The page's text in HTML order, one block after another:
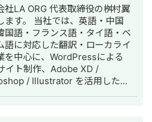
社LA ORG 代表取締役の桝村翼
では、英語・中国
国語・フランス語・タイ語・ベ
語に対応した翻訳・ローカライ
を中心に、WordPressによる
イト制作、Adobe XD /
/ Illustrator を活用した